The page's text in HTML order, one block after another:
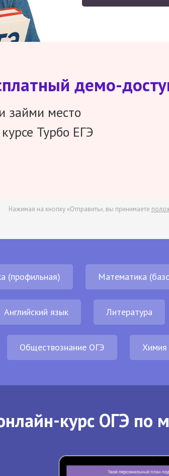
демо-
займи место
Турбо ЕГЭ
Нажимая на кнопку «Отправить», вы принимаете
(профильная) Математика
Английский язык Литература
Обществознание ОГЭ
курс ОГЭ по